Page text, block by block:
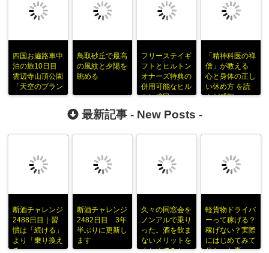
四国お遍路車中
泊の旅10日目
雲辺寺山頂公園
「天空のブラン
コ」
鳥取砂丘で最高
の風紋と夕陽を
眺める
フリーステイギ
フトとヒルトン
オナーズ特典の
併用可能なヒル
トン成田
「精神科医の禅
僧」が教える
心と身体の正し
い休め方 を読
んだ感想
最新記事 - New Posts -
断酒チャレンジ
2488日目｜習
慣は「続ける」
より「乗り換え
る」
断酒チャレンジ
2482日目 3年
半ぶりに更新し
ます
久々の同窓会を
ノンアルで乗り
った。酒を飲ま
ないメリットを
まとめてみた
軽貨物ドライバ
ーって稼げる？
稼げない？実際
にはじめてみて
分かった事